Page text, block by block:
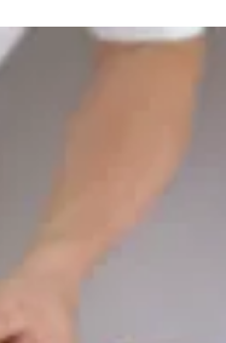
О регионе
Люди, прославившие Алтай